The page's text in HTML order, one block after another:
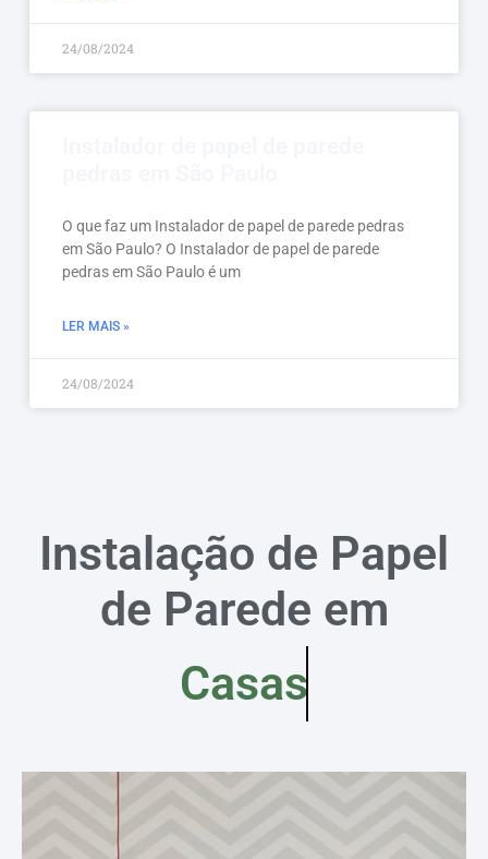
24/08/2024
O que faz um Instalador de papel de parede pedras
em São Paulo? O Instalador de papel de parede
pedras em São Paulo é um
LER MAIS »
24/08/2024
Instalação de Papel
de Parede em
Casas